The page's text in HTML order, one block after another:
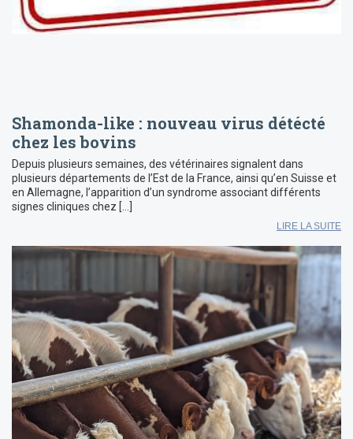
Shamonda-like : nouveau virus détécté
chez les bovins
Depuis plusieurs semaines, des vétérinaires signalent dans
plusieurs départements de l’Est de la France, ainsi qu’en Suisse et
en Allemagne, l’apparition d’un syndrome associant différents
signes cliniques chez […]
LIRE LA SUITE